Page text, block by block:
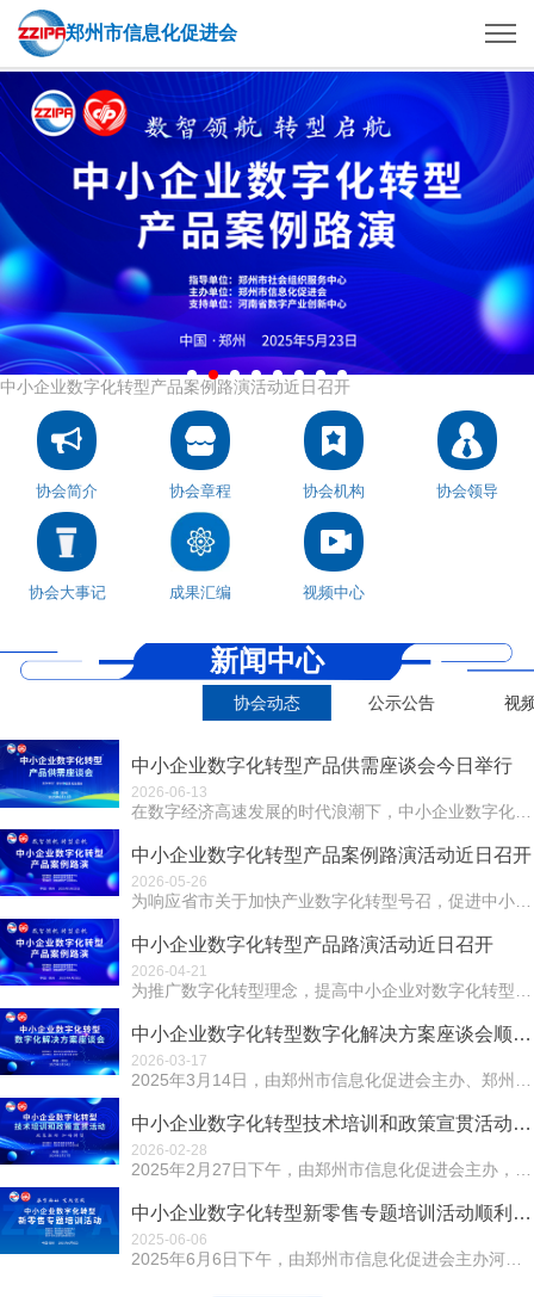
郑州市信息化促进会
中小企业数字化转型产品案例路演活动近日召开
协会简介 协会章程 协会机构 协会领导
协会大事记 成果汇编 视频中心
新闻中心
协会动态 公示公告 视
中小企业数字化转型产品供需座谈会今日举行
2026-06-13
中小企业数字化转型产品案例路演活动近日召开
2026-05-26
中小企业数字化转型产品路演活动近日召开
2026-04-21
中小企业数字化转型数字化解决方案座谈会顺利召开
2026-03-17
中小企业数字化转型技术培训和政策宣贯活动近日召开
2026-02-28
中小企业数字化转型新零售专题培训活动顺利召开
2025-06-06